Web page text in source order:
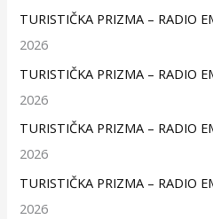
TURISTIČKA PRIZMA – RADIO
2026
TURISTIČKA PRIZMA – RADIO
2026
TURISTIČKA PRIZMA – RADIO
2026
TURISTIČKA PRIZMA – RADIO
2026